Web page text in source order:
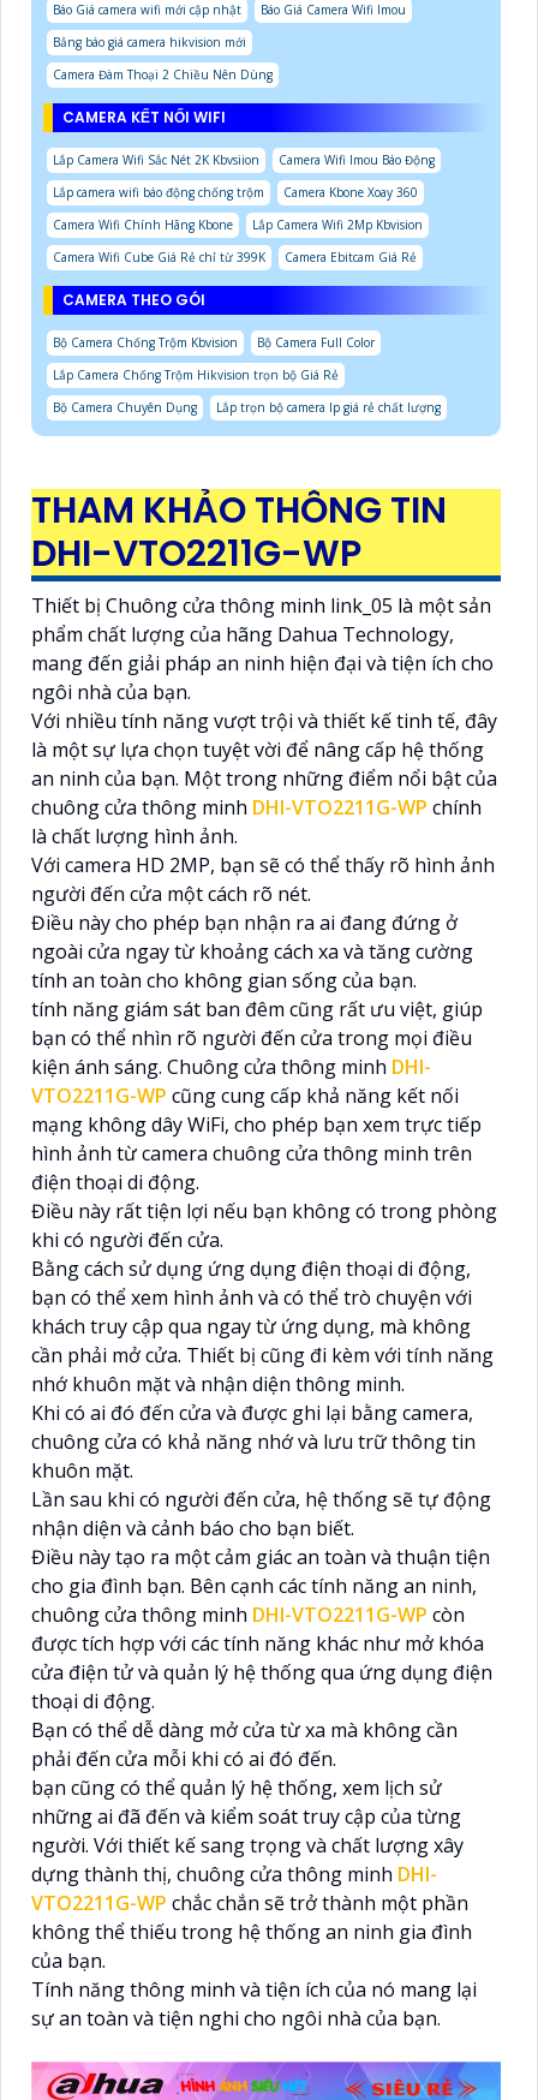
Báo Giá camera wifi mới cập nhật
Báo Giá Camera Wifi Imou
Bảng báo giá camera hikvision mới
Camera Đàm Thoại 2 Chiều Nên Dùng
CAMERA KẾT NỐI WIFI
Lắp Camera Wifi Sắc Nét 2K Kbvsiion
Camera Wifi Imou Báo Động
Lắp camera wifi báo động chống trộm
Camera Kbone Xoay 360
Camera Wifi Chính Hãng Kbone
Lắp Camera Wifi 2Mp Kbvision
Camera Wifi Cube Giá Rẻ chỉ từ 399K
Camera Ebitcam Giá Rẻ
CAMERA THEO GÓI
Bộ Camera Chống Trộm Kbvision
Bộ Camera Full Color
Lắp Camera Chống Trộm Hikvision trọn bộ Giá Rẻ
Bộ Camera Chuyên Dụng
Lắp trọn bộ camera Ip giá rẻ chất lượng
THAM KHẢO THÔNG TIN
DHI-VTO2211G-WP
Thiết bị Chuông cửa thông minh link_05 là một sản
phẩm chất lượng của hãng Dahua Technology,
mang đến giải pháp an ninh hiện đại và tiện ích cho
ngôi nhà của bạn.
Với nhiều tính năng vượt trội và thiết kế tinh tế, đây
là một sự lựa chọn tuyệt vời để nâng cấp hệ thống
an ninh của bạn. Một trong những điểm nổi bật của
chuông cửa thông minh DHI-VTO2211G-WP chính
là chất lượng hình ảnh.
Với camera HD 2MP, bạn sẽ có thể thấy rõ hình ảnh
người đến cửa một cách rõ nét.
Điều này cho phép bạn nhận ra ai đang đứng ở
ngoài cửa ngay từ khoảng cách xa và tăng cường
tính an toàn cho không gian sống của bạn.
tính năng giám sát ban đêm cũng rất ưu việt, giúp
bạn có thể nhìn rõ người đến cửa trong mọi điều
kiện ánh sáng. Chuông cửa thông minh DHI-
VTO2211G-WP cũng cung cấp khả năng kết nối
mạng không dây WiFi, cho phép bạn xem trực tiếp
hình ảnh từ camera chuông cửa thông minh trên
điện thoại di động.
Điều này rất tiện lợi nếu bạn không có trong phòng
khi có người đến cửa.
Bằng cách sử dụng ứng dụng điện thoại di động,
bạn có thể xem hình ảnh và có thể trò chuyện với
khách truy cập qua ngay từ ứng dụng, mà không
cần phải mở cửa. Thiết bị cũng đi kèm với tính năng
nhớ khuôn mặt và nhận diện thông minh.
Khi có ai đó đến cửa và được ghi lại bằng camera,
chuông cửa có khả năng nhớ và lưu trữ thông tin
khuôn mặt.
Lần sau khi có người đến cửa, hệ thống sẽ tự động
nhận diện và cảnh báo cho bạn biết.
Điều này tạo ra một cảm giác an toàn và thuận tiện
cho gia đình bạn. Bên cạnh các tính năng an ninh,
chuông cửa thông minh DHI-VTO2211G-WP còn
được tích hợp với các tính năng khác như mở khóa
cửa điện tử và quản lý hệ thống qua ứng dụng điện
thoại di động.
Bạn có thể dễ dàng mở cửa từ xa mà không cần
phải đến cửa mỗi khi có ai đó đến.
bạn cũng có thể quản lý hệ thống, xem lịch sử
những ai đã đến và kiểm soát truy cập của từng
người. Với thiết kế sang trọng và chất lượng xây
dựng thành thị, chuông cửa thông minh DHI-
VTO2211G-WP chắc chắn sẽ trở thành một phần
không thể thiếu trong hệ thống an ninh gia đình
của bạn.
Tính năng thông minh và tiện ích của nó mang lại
sự an toàn và tiện nghi cho ngôi nhà của bạn.